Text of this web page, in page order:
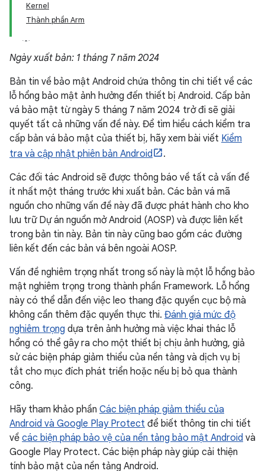
Kernel
Thành phần Arm
Ngày xuất bản: 1 tháng 7 năm 2024
Bản tin về bảo mật Android chứa thông tin chi tiết về các
lỗ hổng bảo mật ảnh hưởng đến thiết bị Android. Cấp bản
vá bảo mật từ ngày 5 tháng 7 năm 2024 trở đi sẽ giải
quyết tất cả những vấn đề này. Để tìm hiểu cách kiểm tra
cấp bản vá bảo mật của thiết bị, hãy xem bài viết Kiểm
tra và cập nhật phiên bản Android
.
Các đối tác Android sẽ được thông báo về tất cả vấn đề
ít nhất một tháng trước khi xuất bản. Các bản vá mã
nguồn cho những vấn đề này đã được phát hành cho kho
lưu trữ Dự án nguồn mở Android (AOSP) và được liên kết
trong bản tin này. Bản tin này cũng bao gồm các đường
liên kết đến các bản vá bên ngoài AOSP.
Vấn đề nghiêm trọng nhất trong số này là một lỗ hổng bảo
mật nghiêm trọng trong thành phần Framework. Lỗ hổng
này có thể dẫn đến việc leo thang đặc quyền cục bộ mà
không cần thêm đặc quyền thực thi. Đánh giá mức độ
nghiêm trọng dựa trên ảnh hưởng mà việc khai thác lỗ
hổng có thể gây ra cho một thiết bị chịu ảnh hưởng, giả
sử các biện pháp giảm thiểu của nền tảng và dịch vụ bị
tắt cho mục đích phát triển hoặc nếu bị bỏ qua thành
công.
Hãy tham khảo phần Các biện pháp giảm thiểu của
Android và Google Play Protect để biết thông tin chi tiết
về các biện pháp bảo vệ của nền tảng bảo mật Android và
Google Play Protect. Các biện pháp này giúp cải thiện
tính bảo mật của nền tảng Android.